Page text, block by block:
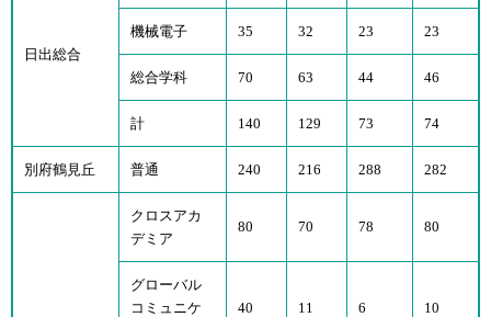
日出総合
機械電子 35 32 23 23
総合学科 70 63 44 46
計 140 129 73 74
別府鶴見丘 普通 240 216 288 282
クロスアカ
デミア
80 70 78 80
グローバル
コミュニケ
40 11 6 10